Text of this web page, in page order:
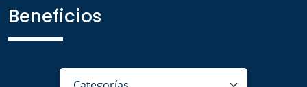
Beneficios